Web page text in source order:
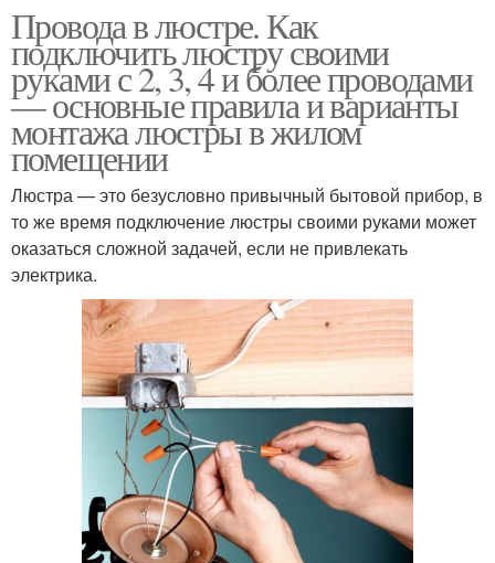
Провода в люстре. Как
подключить люстру своими
руками с 2, 3, 4 и более проводами
— основные правила и варианты
монтажа люстры в жилом
помещении
Люстра — это безусловно привычный бытовой прибор, в
то же время подключение люстры своими руками может
оказаться сложной задачей, если не привлекать
электрика.